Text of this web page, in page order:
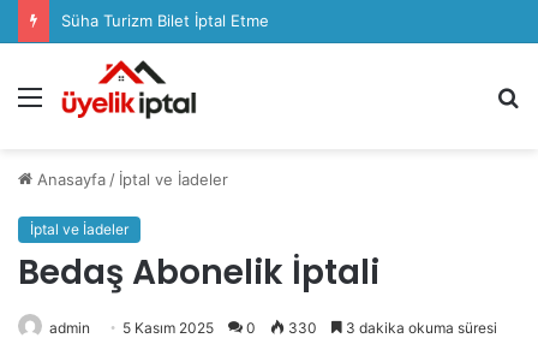
Süha Turizm Bilet İptal Etme
Menü
Anasayfa / İptal ve İadeler
İptal ve İadeler
Bedaş Abonelik İptali
admin 5 Kasım 2025 0 330 3 dakika okuma süresi